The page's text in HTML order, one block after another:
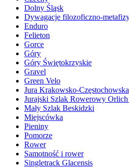
Dolny Śląsk
Dywagacje filozoficzno-
Enduro
Felieton
Gorce
Góry
Góry Świętokrzyskie
Gravel
Green Velo
Jura Krakowsko-Częstochowska
Jurajski Szlak Rowerowy
Mały Szlak Beskidzki
Miejscówka
Pieniny
Pomorze
Rower
Samotność i rower
Singletrack Glacensis